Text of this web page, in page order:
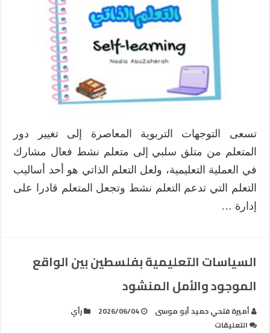
الذاتي
:
المفهوم
والأسس
مغلقة
تسعى التوجهات التربوية المعاصرة إلى تغيير دور
المتعلم من متلق سلبي إلى متعلم نشط فعال مشارك
في العملية التعليمية، ولعل التعلم الذاتي هو أحد أساليب
التعلم التي تدعم التعلم نشط وتجعل المتعلم قادرا على
إدارة …
السياسات التعليمية بفلسطين بين الواقع
الموجود والأمل المنشود
أميرة فتحي حميد أبو موسى 2026/06/04
رأي
التعليقات